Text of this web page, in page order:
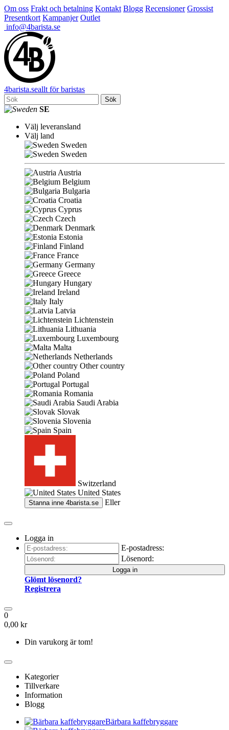
Om oss Frakt och betalning Kontakt Blogg Recensioner Grossist
Presentkort Kampanjer Outlet
info@4barista.se
4barista.seallt för baristas
Sök
SE
Välj leveransland
Välj land
Sweden
Sweden
Austria
Belgium
Bulgaria
Croatia
Cyprus
Czech
Denmark
Estonia
Finland
France
Germany
Greece
Hungary
Ireland
Italy
Latvia
Lichtenstein
Lithuania
Luxembourg
Malta
Netherlands
Other country
Poland
Portugal
Romania
Saudi Arabia
Slovak
Slovenia
Spain
Switzerland
United States
Stanna inne 4barista.se Eller
Logga in
E-postadress:
Lösenord:
Logga in
Glömt lösenord?
Registrera
0
0,00 kr
Din varukorg är tom!
Kategorier
Tillverkare
Information
Blogg
Bärbara kaffebryggare